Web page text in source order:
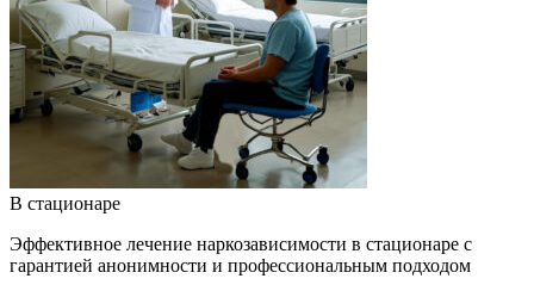
В стационаре
Эффективное лечение наркозависимости в стационаре с
гарантией анонимности и профессиональным подходом